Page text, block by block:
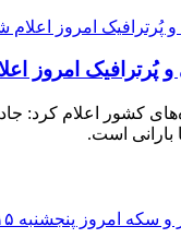
پُرترافیک امروز
بارانی است.